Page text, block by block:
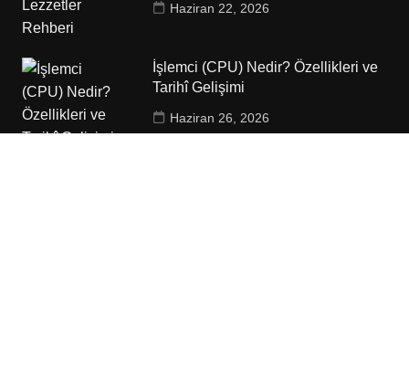
Haziran 22, 2026
İşlemci (CPU) Nedir? Özellikleri ve
Tarihî Gelişimi
Haziran 26, 2026